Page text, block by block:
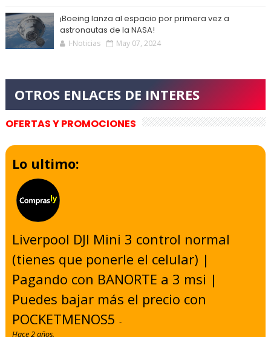
¡Boeing lanza al espacio por primera vez a
astronautas de la NASA!
I-Noticias May 07, 2024
OFERTAS Y PROMOCIONES
Lo ultimo:
Liverpool DJI Mini 3 control normal
(tienes que ponerle el celular) |
Pagando con BANORTE a 3 msi |
Puedes bajar más el precio con
POCKETMENOS5-
Hace 2 años.